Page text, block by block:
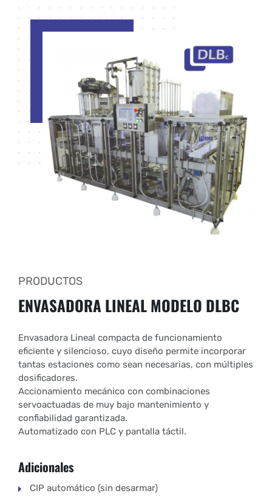
PRODUCTOS
ENVASADORA LINEALMODELO DLBC
Envasadora Lineal compacta de funcionamiento
eficiente y silencioso, cuyo diseño permite incorporar
tantas estaciones como sean necesarias, con múltiples
dosificadores.
Accionamiento mecánico con combinaciones
servoactuadas de muy bajo mantenimiento y
confiabilidad garantizada.
Automatizado con PLC y pantalla táctil.
Adicionales
CIP automático (sin desarmar)